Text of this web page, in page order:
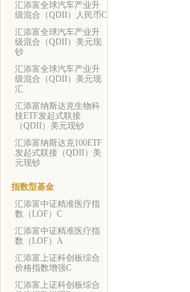
汇添富全球汽车产业升
级混合（QDII）人民币C
汇添富全球汽车产业升
级混合（QDII）美元现
钞
汇添富全球汽车产业升
级混合（QDII）美元现
汇
汇添富纳斯达克生物科
技ETF发起式联接
（QDII）美元现钞
汇添富纳斯达克100ETF
发起式联接（QDII）美
元现钞
指数型基金
汇添富中证精准医疗指
数（LOF）C
汇添富中证精准医疗指
数（LOF）A
汇添富上证科创板综合
价格指数增强C
汇添富上证科创板综合